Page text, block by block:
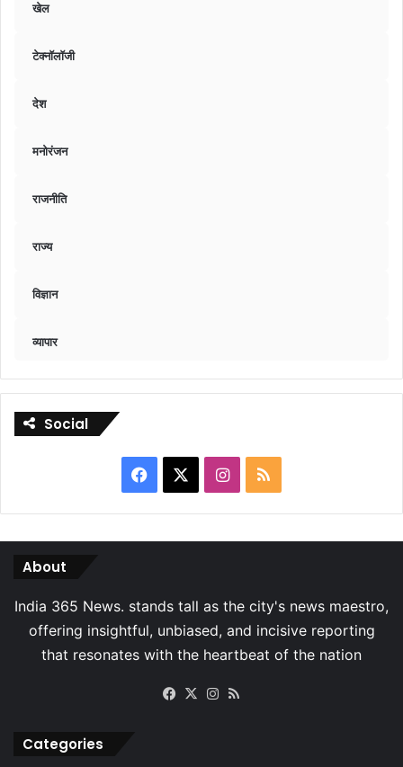
खेल
टेक्नॉलॉजी
देश
मनोरंजन
राजनीति
राज्य
विज्ञान
व्यापार
Social
Facebook Instagram
RSS
About
Facebook
X Instagram
Categories